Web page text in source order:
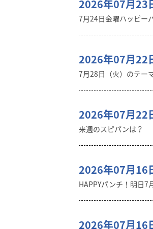
2026年07月23
7月24日金曜ハッピー
2026年07月22
7月28日（火）のテー
2026年07月22
来週のスピパンは？
2026年07月16
HAPPYパンチ！明日7
2026年07月16